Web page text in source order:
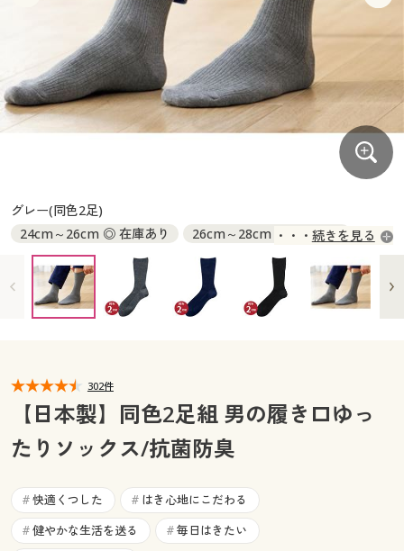
カーテン・ラグ・ファブリック
ジュニア・ティーンズ下着
大きいサイズ通販すべて
大きいサイズ レディース服
大きいサイズ レディース下着
大きいサイズ 事務・制服
バーゲンセール
シークレットセール
詳細検索
商品カテゴリ一覧
カタログ・チラシからのご注文
デジタルカタログ
カタログ無料プレゼント
マイページ
閲覧履歴
お気に入り
サポート
ジュニア・ティーンズ下着
大きいサイズ レディース服
大きいサイズ レディース下着
大きいサイズ メンズ
バーゲンセール
シークレットセール
商品カテゴリ一覧
カタログ
カタログ無料プレゼント
会員メニュー
閲覧履歴
お気に入り
ご利用ガイド
グレー(同色2足)
24cm～26cm ◎ 在庫あり
26cm～28cm ◎ 在庫あり
28cm～30cm ◎ 在庫あり
続きを見る
302件
【日本製】同色2足組 男の履き口ゆっ
たりソックス/抗菌防臭
# 快適くつした # はき心地にこだわる
# 健やかな生活を送る # 毎日はきたい